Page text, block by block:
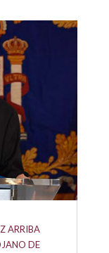
ARRIBA
DE